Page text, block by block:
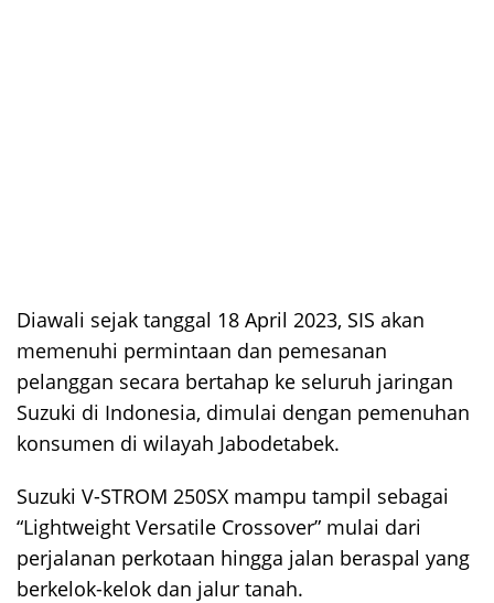
Diawali sejak tanggal 18 April 2023, SIS akan
memenuhi permintaan dan pemesanan
pelanggan secara bertahap ke seluruh jaringan
Suzuki di Indonesia, dimulai dengan pemenuhan
konsumen di wilayah Jabodetabek.
Suzuki V-STROM 250SX mampu tampil sebagai
“Lightweight Versatile Crossover” mulai dari
perjalanan perkotaan hingga jalan beraspal yang
berkelok-kelok dan jalur tanah.